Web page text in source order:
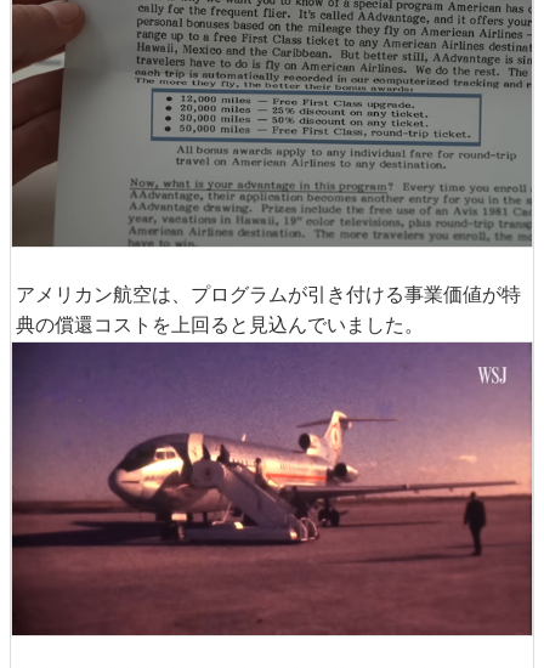
アメリカン航空は、プログラムが引き付ける事業価値が特
典の償還コストを上回ると見込んでいました。